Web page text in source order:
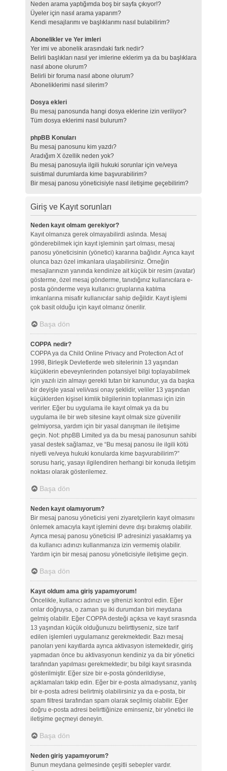
Neden arama yaptığımda boş bir sayfa çıkıyor!?
Üyeler için nasıl arama yaparım?
Kendi mesajlarımı ve başlıklarımı nasıl bulabilirim?
Abonelikler ve Yer imleri
Yer imi ve abonelik arasındaki fark nedir?
Belirli başlıkları nasıl yer imlerine eklerim ya da bu başlıklara
nasıl abone olurum?
Belirli bir foruma nasıl abone olurum?
Aboneliklerimi nasıl silerim?
Dosya ekleri
Bu mesaj panosunda hangi dosya eklerine izin veriliyor?
Tüm dosya eklerimi nasıl bulurum?
phpBB Konuları
Bu mesaj panosunu kim yazdı?
Aradığım X özellik neden yok?
Bu mesaj panosuyla ilgili hukuki sorunlar için ve/veya
suistimal durumlarda kime başvurabilirim?
Bir mesaj panosu yöneticisiyle nasıl iletişime geçebilirim?
Giriş ve Kayıt sorunları
Neden kayıt olmam gerekiyor?
Kayıt olmanıza gerek olmayabilirdi aslında. Mesaj
gönderebilmek için kayıt işleminin şart olması, mesaj
panosu yöneticisinin (yönetici) kararına bağlıdır. Ayrıca kayıt
olunca bazı özel imkanlara ulaşabilirsiniz. Örneğin
mesajlarınızın yanında kendinize ait küçük bir resim (avatar)
gösterme, özel mesaj gönderme, tanıdığınız kullanıcılara e-
posta gönderme veya kullanıcı gruplarına katılma
imkanlarına misafir kullanıcılar sahip değildir. Kayıt işlemi
çok basit olduğu için kayıt olmanız önerilir.
Başa dön
COPPA nedir?
COPPA ya da Child Online Privacy and Protection Act of
1998, Birleşik Devletlerde web sitelerinin 13 yaşından
küçüklerin ebeveynlerinden potansiyel bilgi toplayabilmek
için yazılı izin almayı gerekli tutan bir kanundur, ya da başka
bir deyişle yasal veli/vasi onay şeklidir, veliler 13 yaşından
küçüklerden kişisel kimlik bilgilerinin toplanması için izin
verirler. Eğer bu uygulama ile kayıt olmak ya da bu
uygulama ile bir web sitesine kayıt olmak size güvenilir
gelmiyorsa, yardım için bir yasal danışman ile iletişime
geçin. Not: phpBB Limited ya da bu mesaj panosunun sahibi
yasal destek sağlamaz, ve “Bu mesaj panosu ile ilgili kötü
niyetli ve/veya hukuki konularda kime başvurabilirim?”
sorusu hariç, yasayı ilgilendiren herhangi bir konuda iletişim
noktası olarak gösterilemez.
Başa dön
Neden kayıt olamıyorum?
Bir mesaj panosu yöneticisi yeni ziyaretçilerin kayıt olmasını
önlemek amacıyla kayıt işlemini devre dışı bırakmış olabilir.
Ayrıca mesaj panosu yöneticisi IP adresinizi yasaklamış ya
da kullanıcı adınızı kullanmanıza izin vermemiş olabilir.
Yardım için bir mesaj panosu yöneticisiyle iletişime geçin.
Başa dön
Kayıt oldum ama giriş yapamıyorum!
Öncelikle, kullanıcı adınızı ve şifrenizi kontrol edin. Eğer
onlar doğruysa, o zaman şu iki durumdan biri meydana
gelmiş olabilir. Eğer COPPA desteği açıksa ve kayıt sırasında
13 yaşından küçük olduğunuzu belirttiyseniz, size tarif
edilen işlemleri uygulamanız gerekmektedir. Bazı mesaj
panoları yeni kayıtlarda ayrıca aktivasyon istemektedir, giriş
yapmadan önce bu aktivasyonun kendiniz ya da bir yönetici
tarafından yapılması gerekmektedir; bu bilgi kayıt sırasında
gösterilmiştir. Eğer size bir e-posta gönderildiyse,
açıklamaları takip edin. Eğer bir e-posta almadıysanız, yanlış
bir e-posta adresi belirtmiş olabilirsiniz ya da e-posta, bir
spam filtresi tarafından spam olarak seçilmiş olabilir. Eğer
doğru e-posta adresi belirttiğinize eminseniz, bir yönetici ile
iletişime geçmeyi deneyin.
Başa dön
Neden giriş yapamıyorum?
Bunun meydana gelmesinde çeşitli sebepler vardır.